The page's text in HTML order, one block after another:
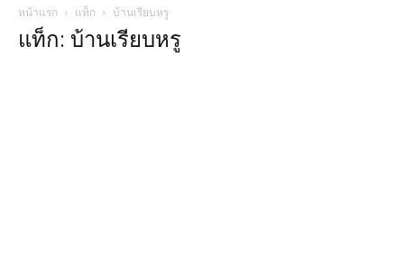
หน้าแรก แท็ก บ้านเรียบหรู
แท็ก: บ้านเรียบหรู